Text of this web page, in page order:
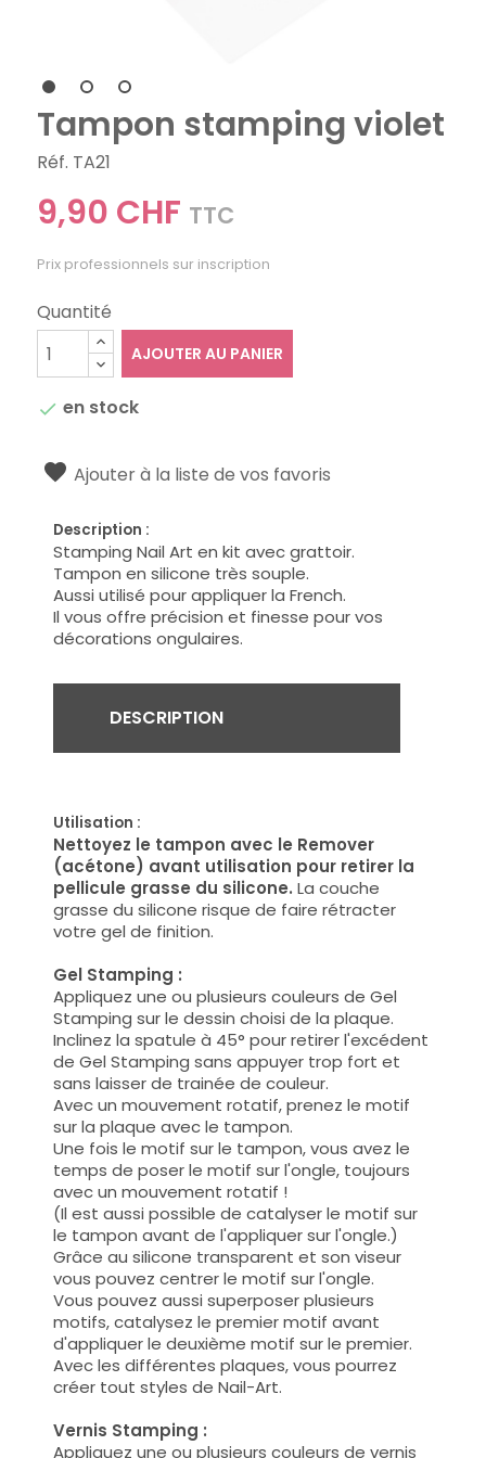
Tampon stamping violet
Réf. TA21
9,90 CHF TTC
Prix professionnels sur inscription
Quantité
AJOUTER AU PANIER
 en stock
Ajouter à la liste de vos favoris
Description :
Stamping Nail Art en kit avec grattoir.
Tampon en silicone très souple.
Aussi utilisé pour appliquer la French.
Il vous offre précision et finesse pour vos
décorations ongulaires.
DESCRIPTION
Utilisation :
Nettoyez le tampon avec le Remover
(acétone) avant utilisation pour retirer la
pellicule grasse du silicone. La couche
grasse du silicone risque de faire rétracter
votre gel de finition.
Gel Stamping :
Appliquez une ou plusieurs couleurs de Gel
Stamping sur le dessin choisi de la plaque.
Inclinez la spatule à 45° pour retirer l'excédent
de Gel Stamping sans appuyer trop fort et
sans laisser de trainée de couleur.
Avec un mouvement rotatif, prenez le motif
sur la plaque avec le tampon.
Une fois le motif sur le tampon, vous avez le
temps de poser le motif sur l'ongle, toujours
avec un mouvement rotatif !
(Il est aussi possible de catalyser le motif sur
le tampon avant de l'appliquer sur l'ongle.)
Grâce au silicone transparent et son viseur
vous pouvez centrer le motif sur l'ongle.
Vous pouvez aussi superposer plusieurs
motifs, catalysez le premier motif avant
d'appliquer le deuxième motif sur le premier.
Avec les différentes plaques, vous pourrez
créer tout styles de Nail-Art.
Vernis Stamping :
Appliquez une ou plusieurs couleurs de vernis